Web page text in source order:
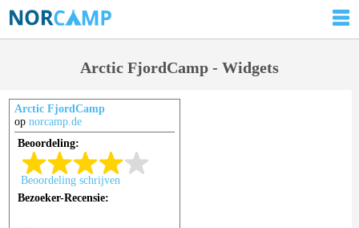
Arctic FjordCamp - Widgets
Arctic FjordCamp
op norcamp.de